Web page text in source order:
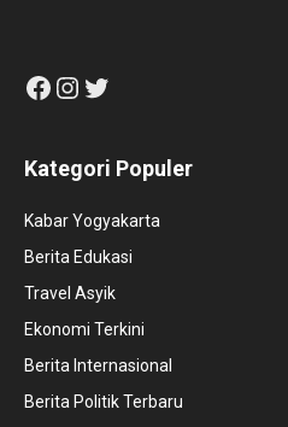
Facebook
Instagram
Twitter
Kategori Populer
Kabar Yogyakarta
Berita Edukasi
Travel Asyik
Ekonomi Terkini
Berita Internasional
Berita Politik Terbaru